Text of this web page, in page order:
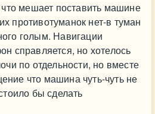
мешает поставить машине
противотуманок нет-в туман
голым. Навигации
справляется, но хотелось
по отдельности, но вместе
что машина чуть-чуть не
бы сделать